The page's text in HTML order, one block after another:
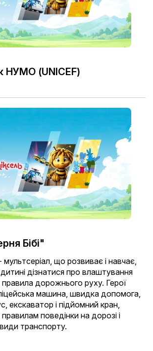
НУМО (UNICEF)
Бібі"
мультсеріал, що розвиває і навчає,
дізнатися про влаштування
дорожнього руху. Герої
машина, швидка допомога,
екскаватор і підйомний кран,
поведінки на дорозі і
транспорту.